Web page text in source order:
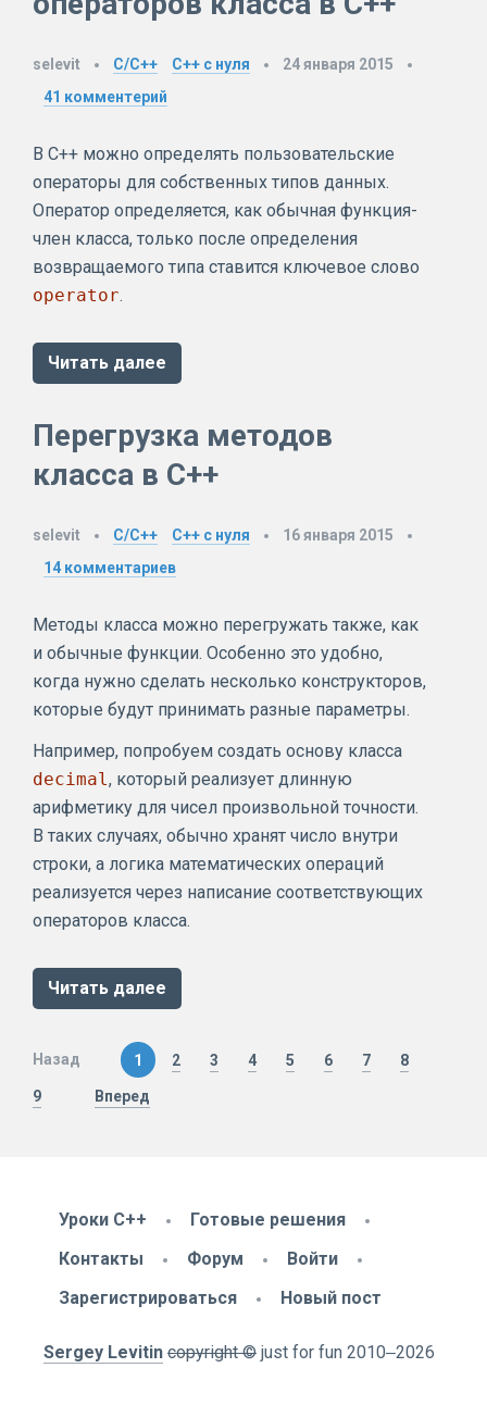
selevit C/C++ C++ с нуля
24 января 2015
41 комментерий
В C++ можно определять пользовательские
операторы для собственных типов данных.
Оператор определяется, как обычная функция-
член класса, только после определения
возвращаемого типа ставится ключевое слово
operator.
Читать далее
Перегрузка методов
класса в C++
selevit C/C++ C++ с нуля
16 января 2015
14 комментариев
Методы класса можно перегружать также, как
и обычные функции. Особенно это удобно,
когда нужно сделать несколько конструкторов,
которые будут принимать разные параметры.
Например, попробуем создать основу класса
decimal, который реализует длинную
арифметику для чисел произвольной точности.
В таких случаях, обычно хранят число внутри
строки, а логика математических операций
реализуется через написание соответствующих
операторов класса.
Читать далее
Назад 1 2 3 4 5 6 7 8
9 Вперед
Уроки C++
Готовые решения
Контакты
Форум
Войти
Зарегистрироваться
Новый пост
Sergey Levitin copyright © just for fun 2010‒2026